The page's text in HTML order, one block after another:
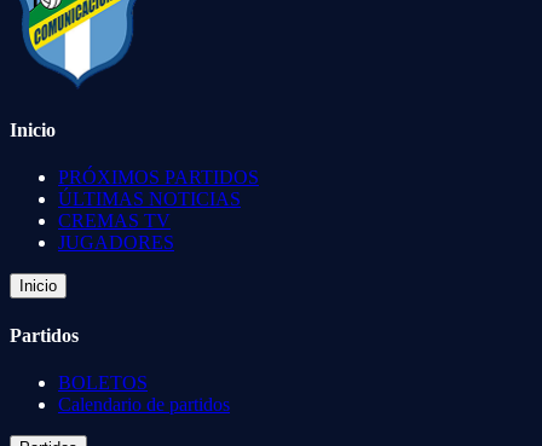
Inicio
PRÓXIMOS PARTIDOS
ÚLTIMAS NOTICIAS
CREMAS TV
JUGADORES
Inicio
Partidos
BOLETOS
Calendario de partidos